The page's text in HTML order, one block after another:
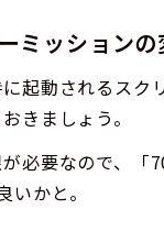
ミッションの
起動されるスク
きましょう。
必要なので、「
かと。